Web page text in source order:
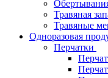
Травяная
Травяные
Одноразовая
Перчатки